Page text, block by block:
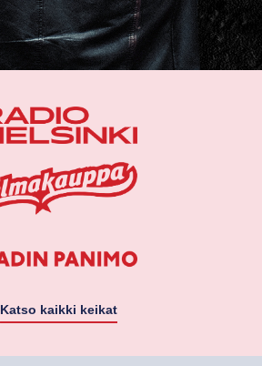
Katso kaikki keikat